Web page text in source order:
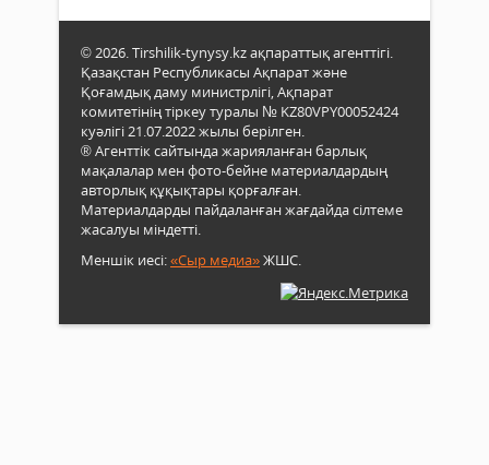
© 2026. Tirshilik-tynysy.kz ақпараттық агенттігі.
Қазақстан Республикасы Ақпарат және
Қоғамдық даму министрлігі, Ақпарат
комитетінің тіркеу туралы № KZ80VPY00052424
куәлігі 21.07.2022 жылы берілген.
® Агенттік сайтында жарияланған барлық
мақалалар мен фото-бейне материалдардың
авторлық құқықтары қорғалған.
Материалдарды пайдаланған жағдайда сілтеме
жасалуы міндетті.
Меншік иесі:«Сыр медиа»ЖШС.